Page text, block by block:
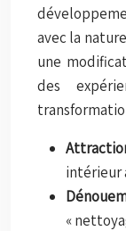
avec la
une
des
intérieur
«